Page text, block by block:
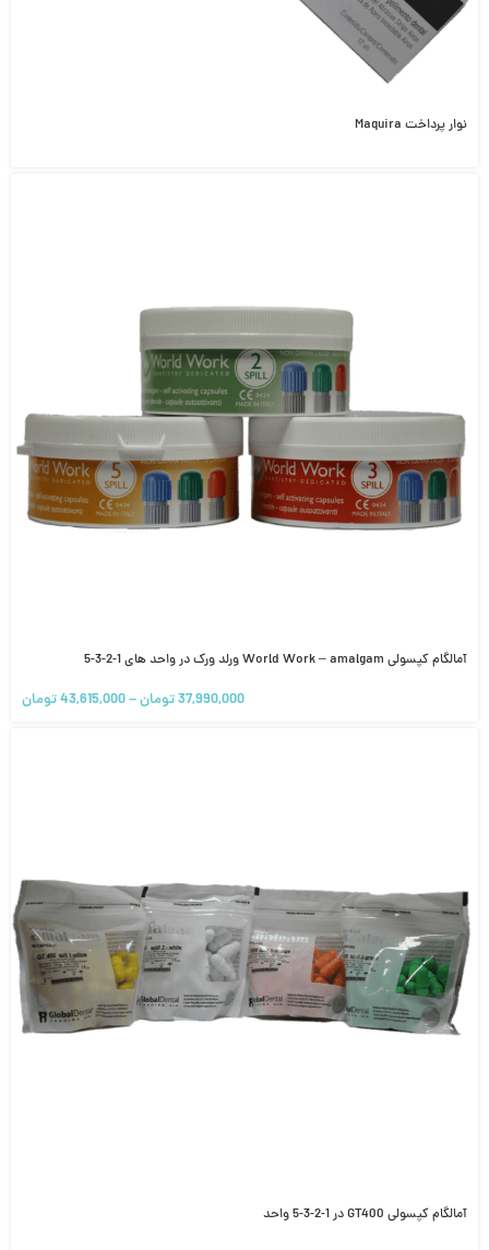
نوار پرداخت Maquira
آمالگام کپسولی World Work – amalgam ورلد ورک در واحد های 1-2-3-5
37,990,000تومان–
43,615,000تومان
آمالگام کپسولی GT400 در 1-2-3-5 واحد